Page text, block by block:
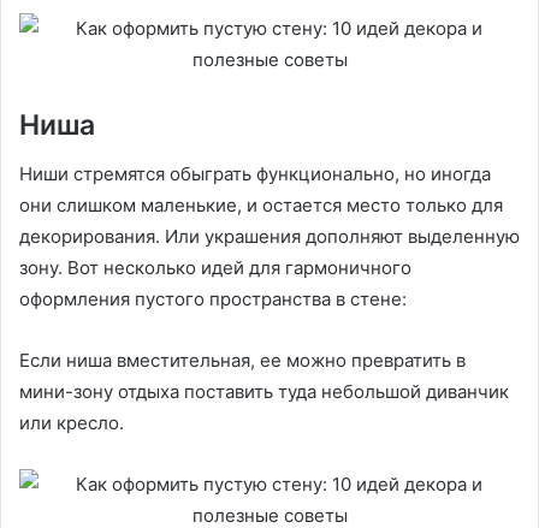
Ниша
Ниши стремятся обыграть функционально, но иногда
они слишком маленькие, и остается место только для
декорирования. Или украшения дополняют выделенную
зону. Вот несколько идей для гармоничного
оформления пустого пространства в стене:
Если ниша вместительная, ее можно превратить в
мини-зону отдыха поставить туда небольшой диванчик
или кресло.